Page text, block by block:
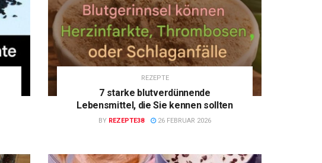
REZEPTE
7 starke blutverdünnende
Lebensmittel, die Sie kennen sollten
BY REZEPTE38 26 FEBRUAR 2026